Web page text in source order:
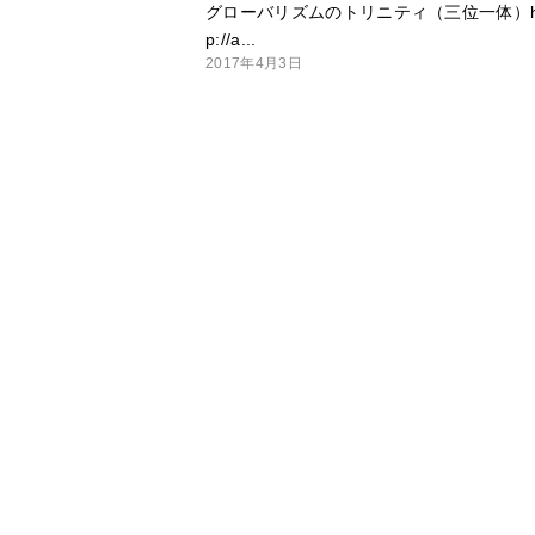
グローバリズムのトリニティ（三位一体）
p://a...
2017年4月3日